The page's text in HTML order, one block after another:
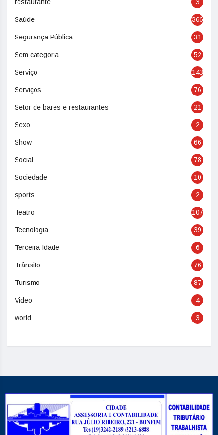
restaurante 3
Saúde 366
Segurança Pública 31
Sem categoria 52
Serviço 143
Serviços 76
Setor de bares e restaurantes 21
Sexo 2
Show 66
Social 78
Sociedade 10
sports 2
Teatro 107
Tecnologia 39
Terceira Idade 6
Trânsito 76
Turismo 87
Video 4
world 3